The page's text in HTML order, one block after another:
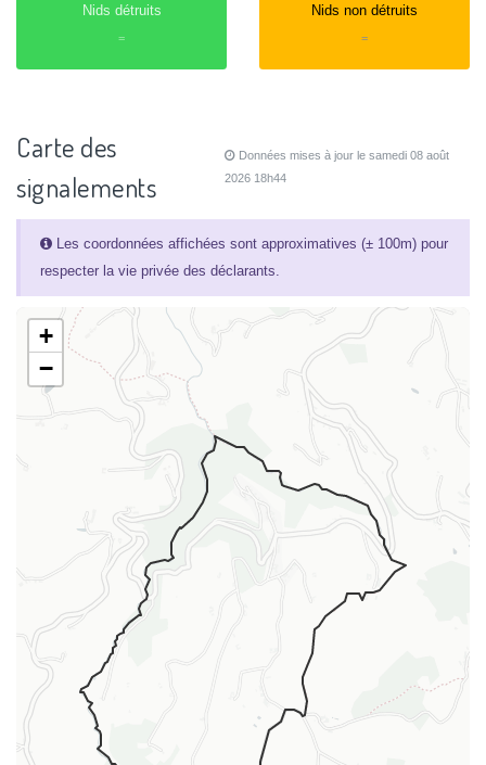
Nids détruits
=
Nids non détruits
=
Carte des
signalements
Données mises à jour le samedi 08 août
2026 18h44
Les coordonnées affichées sont approximatives (± 100m) pour
respecter la vie privée des déclarants.
+
−